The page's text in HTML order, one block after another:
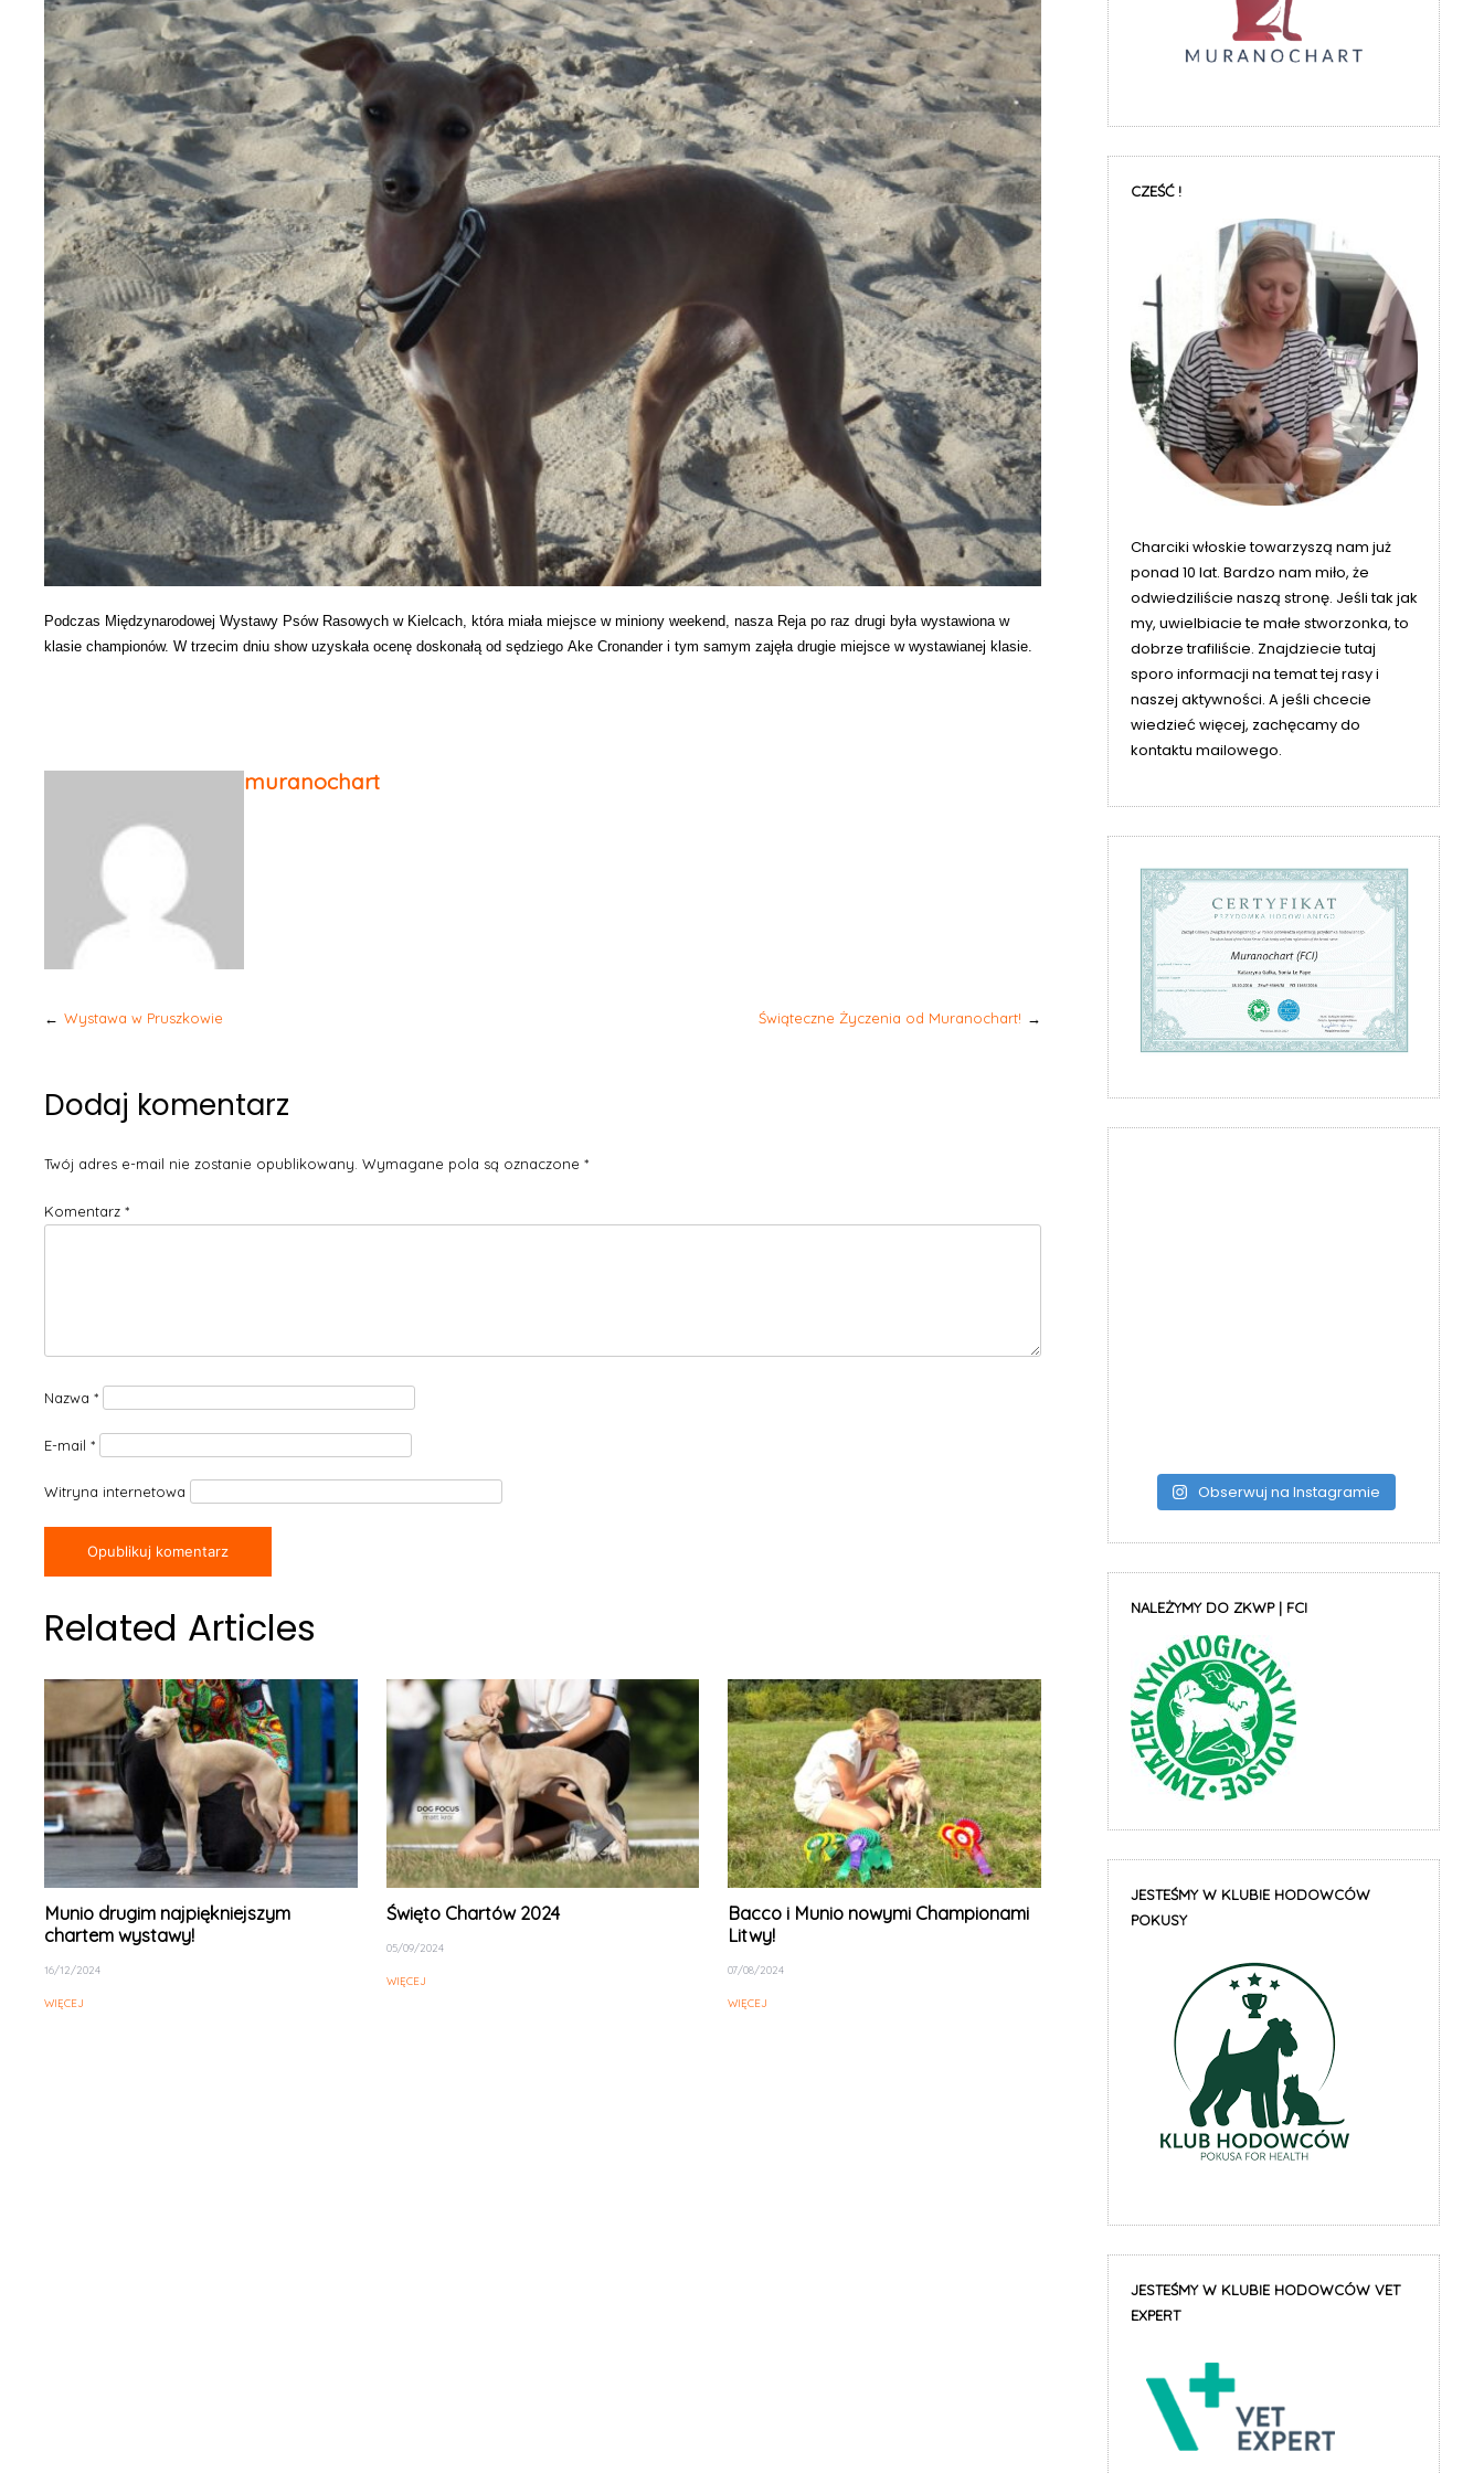
Podczas Międzynarodowej Wystawy Psów Rasowych w Kielcach, która miała miejsce w miniony weekend, nasza Reja po raz drugi była wystawiona w
klasie championów. W trzecim dniu show uzyskała ocenę doskonałą od sędziego Ake Cronander i tym samym zajęła drugie miejsce w wystawianej klasie.
muranochart
Nawigacja
Wystawa w Pruszkowie Świąteczne Życzenia od Muranochart!
Dodaj komentarz
Twój adres e-mail nie zostanie opublikowany. Wymagane pola są oznaczone *
Komentarz *
Nazwa *
E-mail *
Witryna internetowa
Related Articles
Munio drugim najpiękniejszym
chartem wystawy!
16/12/2024
WIĘCEJ
Święto Chartów 2024
05/09/2024
WIĘCEJ
Bacco i Munio nowymi Championami
Litwy!
07/08/2024
WIĘCEJ
CZEŚĆ !
Charciki włoskie towarzyszą nam już
ponad 10 lat. Bardzo nam miło, że
odwiedziliście naszą stronę. Jeśli tak jak
my, uwielbiacie te małe stworzonka, to
dobrze trafiliście. Znajdziecie tutaj
sporo informacji na temat tej rasy i
naszej aktywności. A jeśli chcecie
wiedzieć więcej, zachęcamy do
kontaktu mailowego.
Obserwuj na Instagramie
NALEŻYMY DO ZKWP | FCI
JESTEŚMY W KLUBIE HODOWCÓW
POKUSY
JESTEŚMY W KLUBIE HODOWCÓW VET
EXPERT